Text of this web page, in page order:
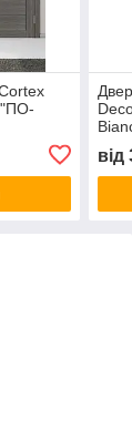
"ПО-
від